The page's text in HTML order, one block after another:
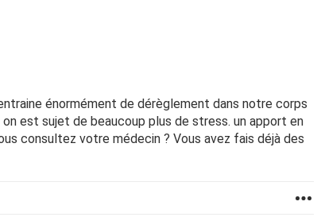
énormément de dérèglement dans notre corps
est sujet de beaucoup plus de stress. un apport en
consultez votre médecin ? Vous avez fais déjà des